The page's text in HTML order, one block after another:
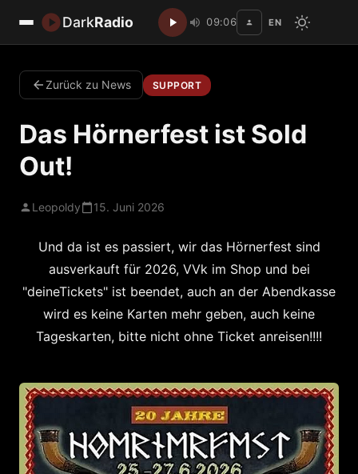
DarkRadio 09:06 EN
Zurück zu News SUPPORT
Das Hörnerfest ist Sold
Out!
Leopoldy 15. Juni 2026
Und da ist es passiert, wir das Hörnerfest sind
ausverkauft für 2026, VVk im Shop und bei
"deineTickets" ist beendet, auch an der Abendkasse
wird es keine Karten mehr geben, auch keine
Tageskarten, bitte nicht ohne Ticket anreisen!!!!